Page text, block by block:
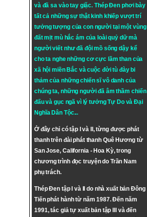
và đã sa vào tay giặc. Thép Đen phơi bày
tất cả những sự thật kinh khiếp vượt trí
tưởng tượng của con người tại một vùng
đất mịt mù hắc ám của loài quỷ dữ mà
người viết như đã đội mồ sống dậy kể
cho ta nghe những cơ cực lầm than của
xã hội miền Bắc và cuộc đời tù đày bi
thảm của những chiến sĩ vô danh của
chúng ta, những người đã âm thầm chiến
đấu và gục ngã vì lý tưởngTự DovàĐại
Nghĩa Dân Tộc...
Ở đây chỉ có tập I và II, từng được phát
thanh trên đài phát thanh Quê Hương từ
San Jose, California - Hoa Kỳ, trong
chương trình đọc truyện do Trần Nam
phụ trách.
Thép Đen tập I và II do nhà xuất bản Đông
Tiến phát hành từ năm 1987. Đến năm
1991, tác giả tự xuất bản tập III và đến